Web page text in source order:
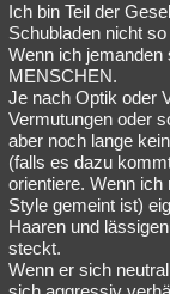
Ich bin Teil der
Schubladen nicht so
Wenn ich
MENSCHEN.
Je nach Optik oder
Vermutungen oder
aber noch lange
(falls es dazu
orientiere. Wenn
Style gemeint ist)
Haaren und
steckt.
Wenn er sich